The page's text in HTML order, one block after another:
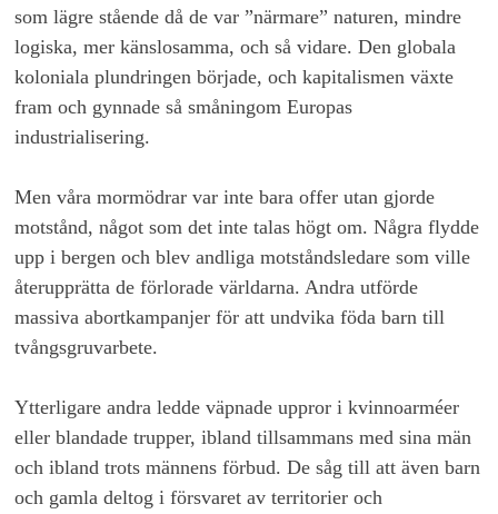
som lägre stående då de var ”närmare” naturen, mindre
logiska, mer känslosamma, och så vidare. Den globala
koloniala plundringen började, och kapitalismen växte
fram och gynnade så småningom Europas
industrialisering.
Men våra mormödrar var inte bara offer utan gjorde
motstånd, något som det inte talas högt om. Några flydde
upp i bergen och blev andliga motståndsledare som ville
återupprätta de förlorade världarna. Andra utförde
massiva abortkampanjer för att undvika föda barn till
tvångsgruvarbete.
Ytterligare andra ledde väpnade uppror i kvinnoarméer
eller blandade trupper, ibland tillsammans med sina män
och ibland trots männens förbud. De såg till att även barn
och gamla deltog i försvaret av territorier och